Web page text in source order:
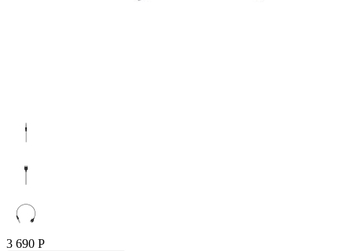
3 690 P